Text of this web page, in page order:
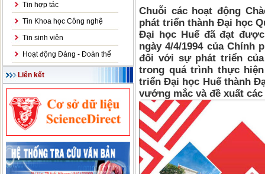
Tin hợp tác
Tin Khoa học Công nghệ
Tin sinh viên
Hoạt động Đảng - Đoàn thể
Liên kết
Chuỗi các hoạt động
phát triển thành Đại học
Đại học Huế đã đạt
ngày 4/4/1994 của
đối với sự phát triển
trong quá trình thực
triển Đại học Huế thành
vướng mắc và đề xuất